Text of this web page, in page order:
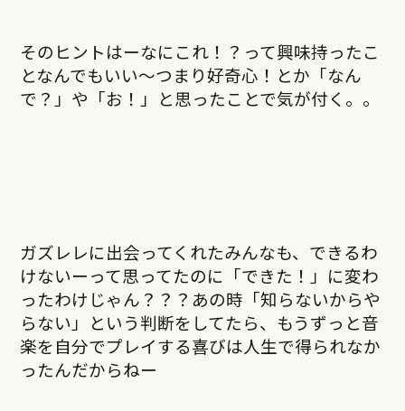
そのヒントはーなにこれ！？って興味持ったこ
となんでもいい〜つまり好奇心！とか「なん
で？」や「お！」と思ったことで気が付く。。
ガズレレに出会ってくれたみんなも、できるわ
けないーって思ってたのに「できた！」に変わ
ったわけじゃん？？？あの時「知らないからや
らない」という判断をしてたら、もうずっと音
楽を自分でプレイする喜びは人生で得られなか
ったんだからねー